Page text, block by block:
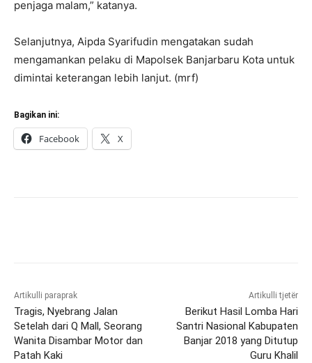
penjaga malam,” katanya.
Selanjutnya, Aipda Syarifudin mengatakan sudah
mengamankan pelaku di Mapolsek Banjarbaru Kota untuk
dimintai keterangan lebih lanjut. (mrf)
Bagikan ini:
Facebook X
Artikulli paraprak
Tragis, Nyebrang Jalan
Setelah dari Q Mall, Seorang
Wanita Disambar Motor dan
Patah Kaki
Artikulli tjetër
Berikut Hasil Lomba Hari
Santri Nasional Kabupaten
Banjar 2018 yang Ditutup
Guru Khalil